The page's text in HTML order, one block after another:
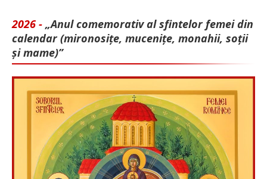
2026 - „Anul comemorativ al sfintelor femei din
calendar (mironosițe, mu­cenițe, monahii, soții
și mame)”